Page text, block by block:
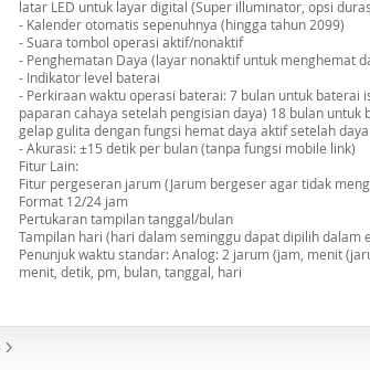
latar LED untuk layar digital (Super illuminator, opsi
- Kalender otomatis sepenuhnya (hingga tahun 2099)
- Suara tombol operasi aktif/nonaktif
- Penghematan Daya (layar nonaktif untuk menghemat
- Indikator level baterai
- Perkiraan waktu operasi baterai: 7 bulan untuk
paparan cahaya setelah pengisian daya) 18 bulan
gelap gulita dengan fungsi hemat daya aktif setelah
- Akurasi: ±15 detik per bulan (tanpa fungsi mobile link)
Fitur Lain:
Fitur pergeseran jarum (Jarum bergeser agar tidak
Format 12/24 jam
Pertukaran tampilan tanggal/bulan
Tampilan hari (hari dalam seminggu dapat dipilih dalam
Penunjuk waktu standar: Analog: 2 jarum (jam, menit
menit, detik, pm, bulan, tanggal, hari